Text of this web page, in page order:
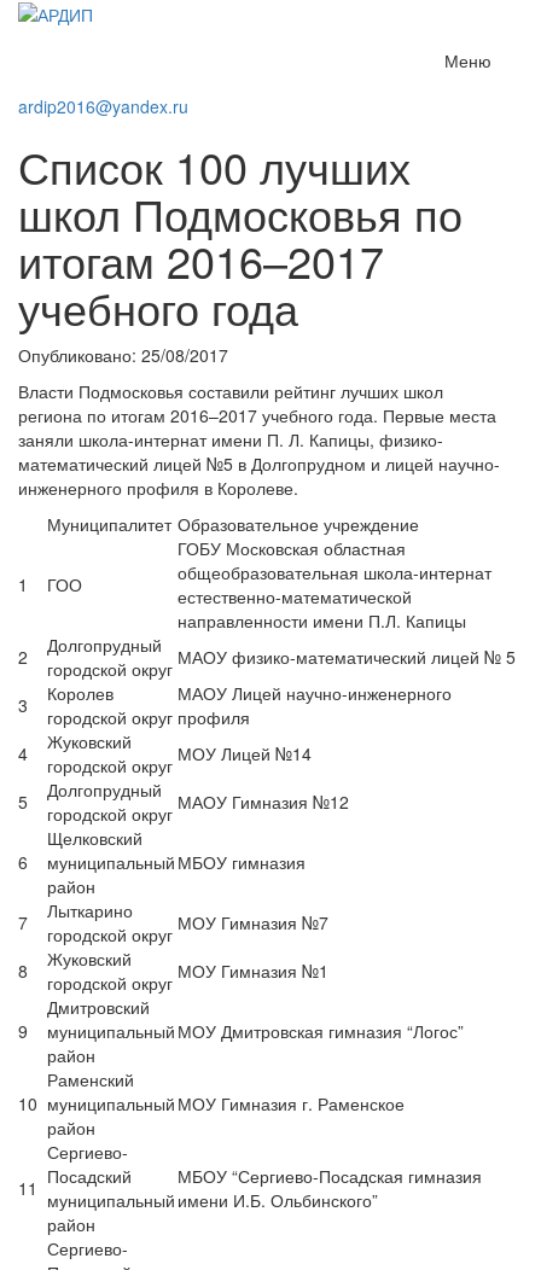
Меню
ardip2016@yandex.ru
Список 100 лучших
школ Подмосковья по
итогам 2016–2017
учебного года
Опубликовано: 25/08/2017
Власти Подмосковья составили рейтинг лучших школ
региона по итогам 2016–2017 учебного года. Первые места
заняли школа-интернат имени П. Л. Капицы, физико-
математический лицей №5 в Долгопрудном и лицей научно-
инженерного профиля в Королеве.
Муниципалитет Образовательное учреждение
1 ГОО
ГОБУ Московская областная
общеобразовательная школа-интернат
естественно-математической
направленности имени П.Л. Капицы
2
Долгопрудный
городской округ МАОУ физико-математический лицей № 5
3
Королев
городской округ
МАОУ Лицей научно-инженерного
профиля
4
Жуковский
городской округ МОУ Лицей №14
5
Долгопрудный
городской округ МАОУ Гимназия №12
6
Щелковский
муниципальный
район
МБОУ гимназия
7
Лыткарино
городской округ МОУ Гимназия №7
8
Жуковский
городской округ МОУ Гимназия №1
9
Дмитровский
муниципальный
район
МОУ Дмитровская гимназия “Логос”
10
Раменский
муниципальный
район
МОУ Гимназия г. Раменское
11
Сергиево-
Посадский
муниципальный
район
МБОУ “Сергиево-Посадская гимназия
имени И.Б. Ольбинского”
Сергиево-